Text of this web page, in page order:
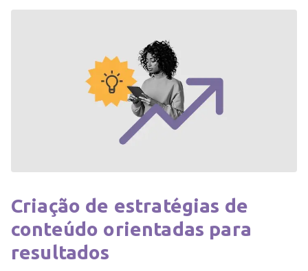
Criação de estratégias de
conteúdo orientadas para
resultados